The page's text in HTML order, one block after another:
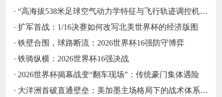
· “高海拔538米足球空气动力学特征与飞行轨迹调控机制——以2026世界杯BBVA球场为实证场景”
· 扩军首战：1/16决赛如何改写北美世界杯的经济版图
· 铁壁合围，球路断流：2026世界杯16强防守博弈
· 铁骑纵横：2026世界杯16强决战
· 2026世界杯揭幕战变“翻车现场”：传统豪门集体遇险
· 大洋洲首破直通壁垒：美加墨主场格局下的战术体系重构